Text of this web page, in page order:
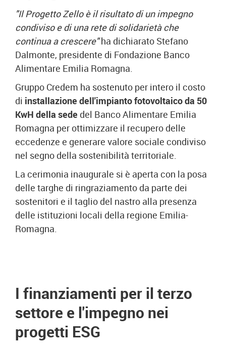
"Il Progetto Zello è il risultato di un impegno
condiviso e di una rete di solidarietà che
continua a crescere"ha dichiarato Stefano
Dalmonte, presidente di Fondazione Banco
Alimentare Emilia Romagna.
Gruppo Credem ha sostenuto per intero il costo
di installazione dell'impianto fotovoltaico da 50
KwH della sede del Banco Alimentare Emilia
Romagna per ottimizzare il recupero delle
eccedenze e generare valore sociale condiviso
nel segno della sostenibilità territoriale.
La cerimonia inaugurale si è aperta con la posa
delle targhe di ringraziamento da parte dei
sostenitori e il taglio del nastro alla presenza
delle istituzioni locali della regione Emilia-
Romagna.
I finanziamenti per il terzo
settore e l'impegno nei
progetti ESG